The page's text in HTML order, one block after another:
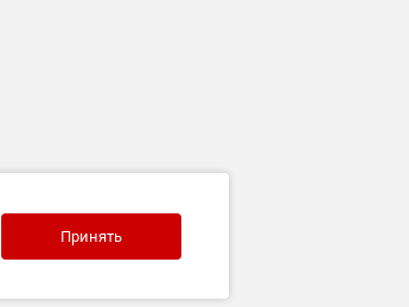
Принять